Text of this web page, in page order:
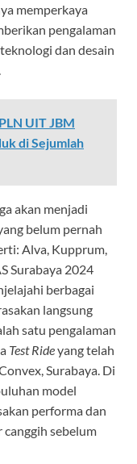
memperkaya
pengalaman
dan desain
UIT JBM
di Sejumlah
akan menjadi
belum pernah
Alva, Kupprum,
Surabaya 2024
berbagai
langsung
satu pengalaman
Test Rideyang telah
Surabaya. Di
model
performa dan
sebelum